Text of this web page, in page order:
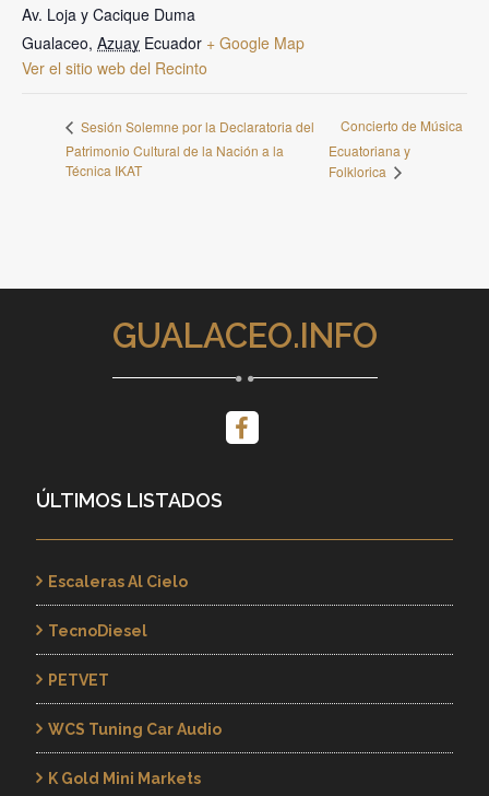
Av. Loja y Cacique Duma
Gualaceo, Azuay Ecuador + Google Map
Ver el sitio web del Recinto
Sesión Solemne por la Declaratoria del
Patrimonio Cultural de la Nación a la
Técnica IKAT
Concierto de Música
Ecuatoriana y
Folklorica
GUALACEO.INFO
ÚLTIMOS LISTADOS
Escaleras Al Cielo
TecnoDiesel
PETVET
WCS Tuning Car Audio
K Gold Mini Markets